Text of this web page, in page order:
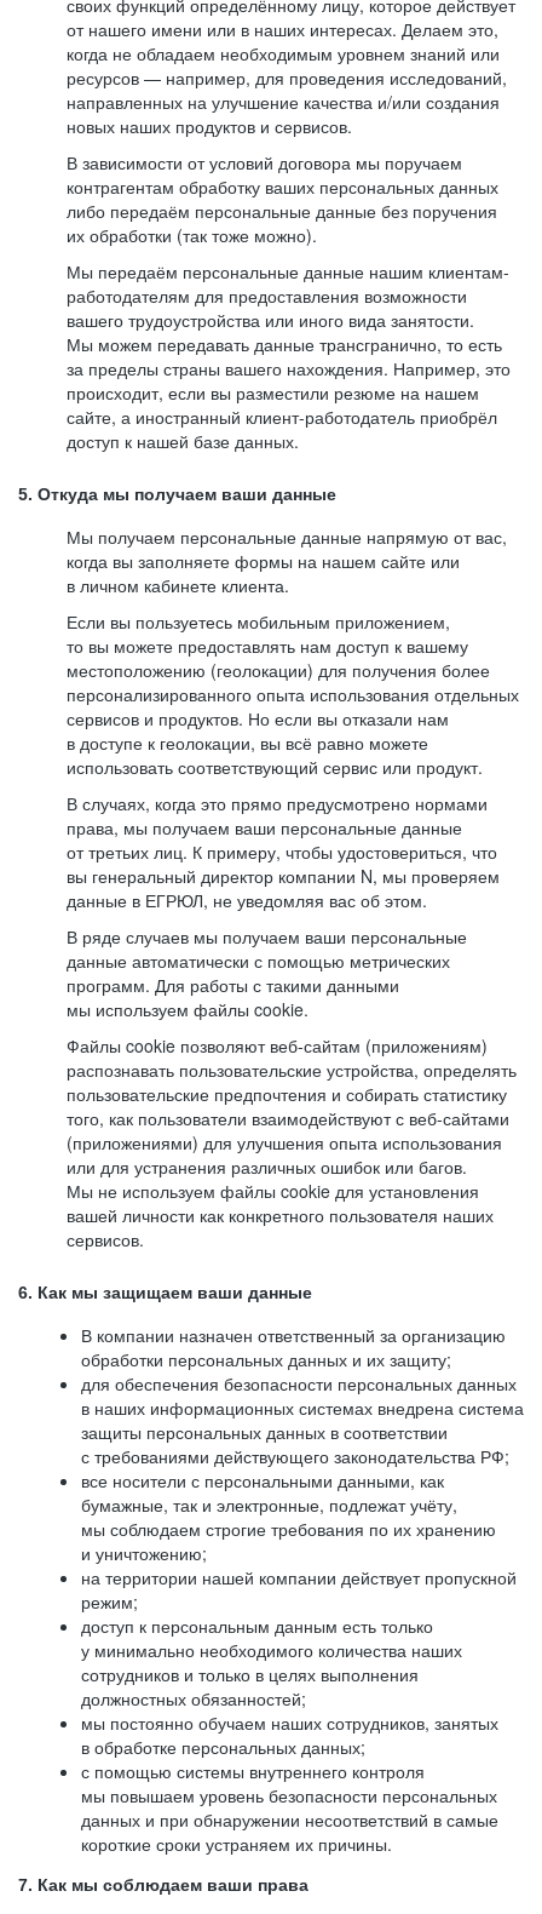
своих функций определённому лицу, которое действует
от нашего имени или в наших интересах. Делаем это,
когда не обладаем необходимым уровнем знаний или
ресурсов — например, для проведения исследований,
направленных на улучшение качества и/или создания
новых наших продуктов и сервисов.
В зависимости от условий договора мы поручаем
контрагентам обработку ваших персональных данных
либо передаём персональные данные без поручения
их обработки (так тоже можно).
Мы передаём персональные данные нашим клиентам-
работодателям для предоставления возможности
вашего трудоустройства или иного вида занятости.
Мы можем передавать данные трансгранично, то есть
за пределы страны вашего нахождения. Например, это
происходит, если вы разместили резюме на нашем
сайте, а иностранный клиент-работодатель приобрёл
доступ к нашей базе данных.
5. Откуда мы получаем ваши данные
Мы получаем персональные данные напрямую от вас,
когда вы заполняете формы на нашем сайте или
в личном кабинете клиента.
Если вы пользуетесь мобильным приложением,
то вы можете предоставлять нам доступ к вашему
местоположению (геолокации) для получения более
персонализированного опыта использования отдельных
сервисов и продуктов. Но если вы отказали нам
в доступе к геолокации, вы всё равно можете
использовать соответствующий сервис или продукт.
В случаях, когда это прямо предусмотрено нормами
права, мы получаем ваши персональные данные
от третьих лиц. К примеру, чтобы удостовериться, что
вы генеральный директор компании N, мы проверяем
данные в ЕГРЮЛ, не уведомляя вас об этом.
В ряде случаев мы получаем ваши персональные
данные автоматически с помощью метрических
программ. Для работы с такими данными
мы используем файлы cookie.
Файлы cookie позволяют веб-сайтам (приложениям)
распознавать пользовательские устройства, определять
пользовательские предпочтения и собирать статистику
того, как пользователи взаимодействуют с веб-сайтами
(приложениями) для улучшения опыта использования
или для устранения различных ошибок или багов.
Мы не используем файлы cookie для установления
вашей личности как конкретного пользователя наших
сервисов.
6. Как мы защищаем ваши данные
В компании назначен ответственный за организацию
обработки персональных данных и их защиту;
для обеспечения безопасности персональных данных
в наших информационных системах внедрена система
защиты персональных данных в соответствии
с требованиями действующего законодательства РФ;
все носители с персональными данными, как
бумажные, так и электронные, подлежат учёту,
мы соблюдаем строгие требования по их хранению
и уничтожению;
на территории нашей компании действует пропускной
режим;
доступ к персональным данным есть только
у минимально необходимого количества наших
сотрудников и только в целях выполнения
должностных обязанностей;
мы постоянно обучаем наших сотрудников, занятых
в обработке персональных данных;
с помощью системы внутреннего контроля
мы повышаем уровень безопасности персональных
данных и при обнаружении несоответствий в самые
короткие сроки устраняем их причины.
7. Как мы соблюдаем ваши права